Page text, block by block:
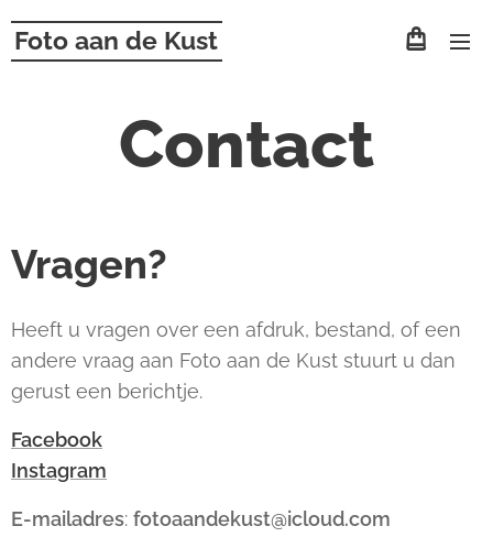
Foto aan de Kust
Contact
Vragen?
Heeft u vragen over een afdruk, bestand, of een
andere vraag aan Foto aan de Kust stuurt u dan
gerust een berichtje.
Facebook
Instagram
E-mailadres: fotoaandekust@icloud.com